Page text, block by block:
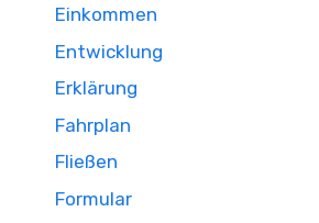
Einkommen
Entwicklung
Erklärung
Fahrplan
Fließen
Formular